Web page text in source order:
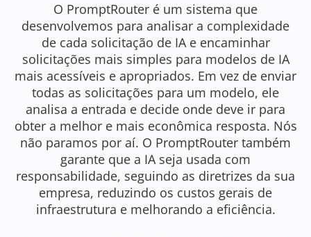
O PromptRouter é um sistema que
desenvolvemos para analisar a complexidade
de cada solicitação de IA e encaminhar
solicitações mais simples para modelos de IA
mais acessíveis e apropriados. Em vez de enviar
todas as solicitações para um modelo, ele
analisa a entrada e decide onde deve ir para
obter a melhor e mais econômica resposta. Nós
não paramos por aí. O PromptRouter também
garante que a IA seja usada com
responsabilidade, seguindo as diretrizes da sua
empresa, reduzindo os custos gerais de
infraestrutura e melhorando a eficiência.